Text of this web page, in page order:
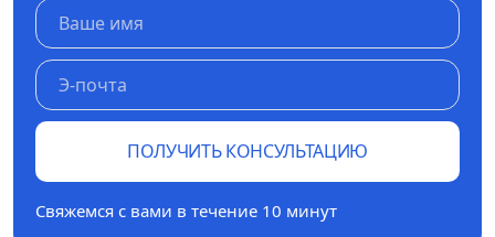
ПОЛУЧИТЬ КОНСУЛЬТАЦИЮ
Свяжемся с вами в течение 10 минут